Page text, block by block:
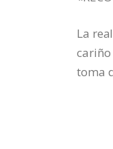
La
cariño
toma